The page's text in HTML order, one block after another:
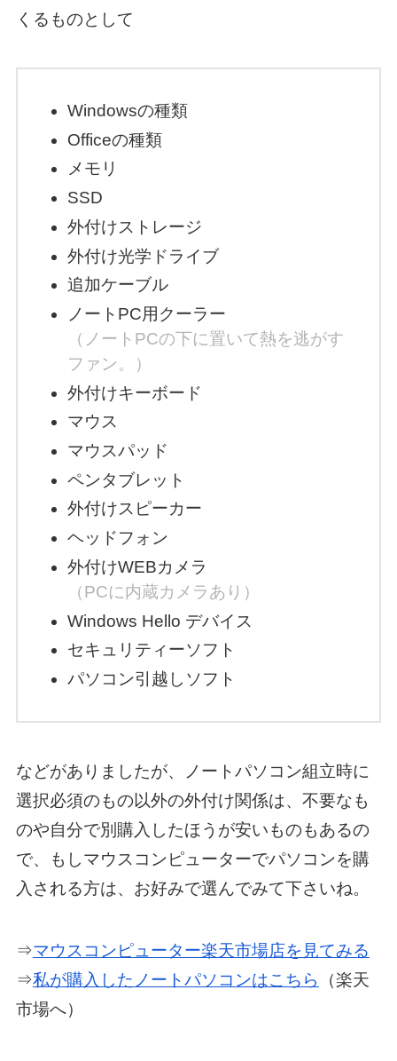
くるものとして
Windowsの種類
Officeの種類
メモリ
SSD
外付けストレージ
外付け光学ドライブ
追加ケーブル
ノートPC用クーラー
（ノートPCの下に置いて熱を逃がす
ファン。）
外付けキーボード
マウス
マウスパッド
ペンタブレット
外付けスピーカー
ヘッドフォン
外付けWEBカメラ
（PCに内蔵カメラあり）
Windows Hello デバイス
セキュリティーソフト
パソコン引越しソフト
などがありましたが、ノートパソコン組立時に
選択必須のもの以外の外付け関係は、不要なも
のや自分で別購入したほうが安いものもあるの
で、もしマウスコンピューターでパソコンを購
入される方は、お好みで選んでみて下さいね。
⇒マウスコンピューター楽天市場店を見てみる
⇒私が購入したノートパソコンはこちら
（楽天
市場へ）